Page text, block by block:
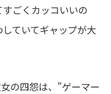
ごくカッコいいの
ていてギャップが大
の四怨は、"ゲーマー